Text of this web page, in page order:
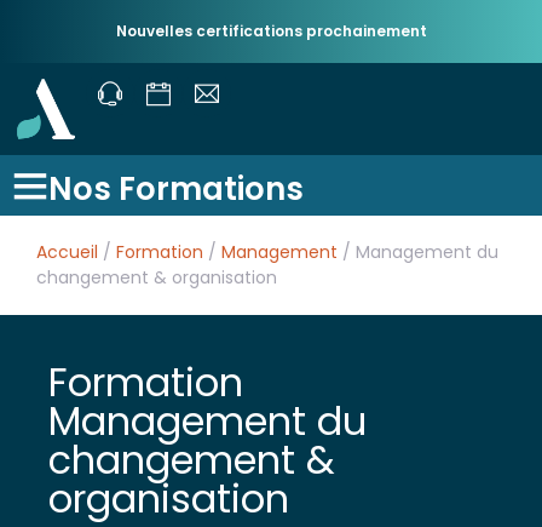
Nouvelles certifications prochainement
Nos Formations
Accueil / Formation / Management / Management du
changement & organisation
Formation
Management du
changement &
organisation